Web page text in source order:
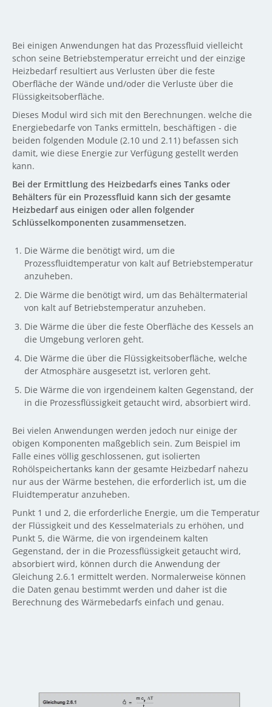
Bei einigen Anwendungen hat das Prozessfluid vielleicht
schon seine Betriebstemperatur erreicht und der einzige
Heizbedarf resultiert aus Verlusten über die feste
Oberfläche der Wände und/oder die Verluste über die
Flüssigkeitsoberfläche.
Dieses Modul wird sich mit den Berechnungen. welche die
Energiebedarfe von Tanks ermitteln, beschäftigen - die
beiden folgenden Module (2.10 und 2.11) befassen sich
damit, wie diese Energie zur Verfügung gestellt werden
kann.
Bei der Ermittlung des Heizbedarfs eines Tanks oder
Behälters für ein Prozessfluid kann sich der gesamte
Heizbedarf aus einigen oder allen folgender
Schlüsselkomponenten zusammensetzen.
Die Wärme die benötigt wird, um die
Prozessfluidtemperatur von kalt auf Betriebstemperatur
anzuheben.
Die Wärme die benötigt wird, um das Behältermaterial
von kalt auf Betriebstemperatur anzuheben.
Die Wärme die über die feste Oberfläche des Kessels an
die Umgebung verloren geht.
Die Wärme die über die Flüssigkeitsoberfläche, welche
der Atmosphäre ausgesetzt ist, verloren geht.
Die Wärme die von irgendeinem kalten Gegenstand, der
in die Prozessflüssigkeit getaucht wird, absorbiert wird.
Bei vielen Anwendungen werden jedoch nur einige der
obigen Komponenten maßgeblich sein. Zum Beispiel im
Falle eines völlig geschlossenen, gut isolierten
Rohölspeichertanks kann der gesamte Heizbedarf nahezu
nur aus der Wärme bestehen, die erforderlich ist, um die
Fluidtemperatur anzuheben.
Punkt 1 und 2, die erforderliche Energie, um die Temperatur
der Flüssigkeit und des Kesselmaterials zu erhöhen, und
Punkt 5, die Wärme, die von irgendeinem kalten
Gegenstand, der in die Prozessflüssigkeit getaucht wird,
absorbiert wird, können durch die Anwendung der
Gleichung 2.6.1 ermittelt werden. Normalerweise können
die Daten genau bestimmt werden und daher ist die
Berechnung des Wärmebedarfs einfach und genau.